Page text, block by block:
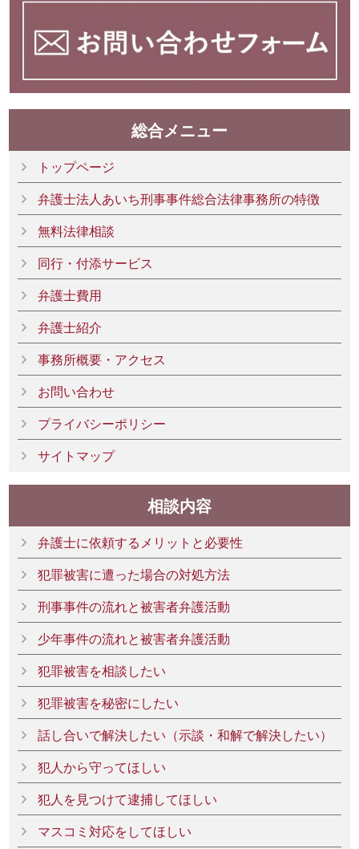
総合メニュー
トップページ
弁護士法人あいち刑事事件総合法律事務所の特徴
無料法律相談
同行・付添サービス
弁護士費用
弁護士紹介
事務所概要・アクセス
お問い合わせ
プライバシーポリシー
サイトマップ
相談内容
弁護士に依頼するメリットと必要性
犯罪被害に遭った場合の対処方法
刑事事件の流れと被害者弁護活動
少年事件の流れと被害者弁護活動
犯罪被害を相談したい
犯罪被害を秘密にしたい
話し合いで解決したい（示談・和解で解決したい）
犯人から守ってほしい
犯人を見つけて逮捕してほしい
マスコミ対応をしてほしい